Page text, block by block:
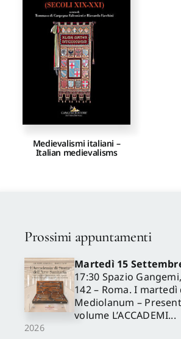
Proposte di pubblicazione
Gangemi Editore
Newsletter
Medievalismi italiani –
Italian medievalisms
Prossimi appuntamenti
2026
Martedì 15
17:30 Spazio
142 – Roma. I
Mediolanum –
volume L’ACCADEMI...